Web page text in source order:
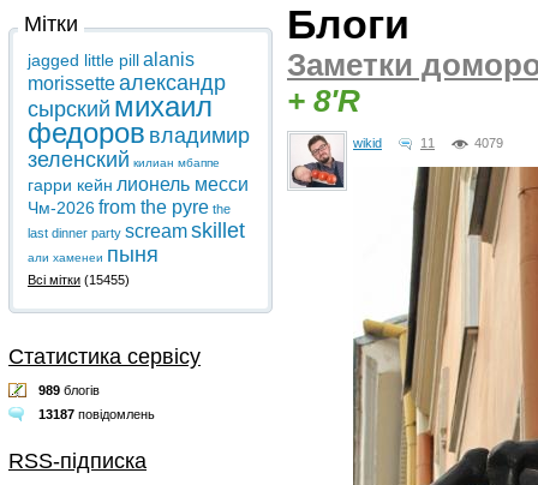
Блоги
Заметки
+ 8'R
wikid 11 4079
Мітки
jagged little pillalanis
morissetteалександр
сырский михаил
федоров владимир
зеленский килиан мбаппе
гарри кейн лионель месси
Чм-2026from the pyre the
last dinner party screamskillet
али хаменеи пыня
Всі мітки (15455)
Статистика сервісу
989 блогів
13187 повідомлень
RSS-підписка